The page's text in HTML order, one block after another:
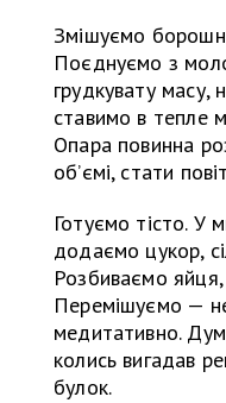
Змішуємо
Поєднуємо з
грудкувату масу,
ставимо в тепле
Опара повинна
об’ємі, стати
Готуємо тісто. У
додаємо цукор,
Розбиваємо
Перемішуємо —
медитативно.
колись вигадав
булок.